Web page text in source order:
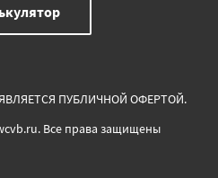
ПУБЛИЧНОЙ ОФЕРТОЙ.
Все права защищены